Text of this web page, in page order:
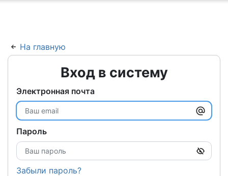
На главную
Вход в систему
Электронная почта
Пароль
Забыли пароль?